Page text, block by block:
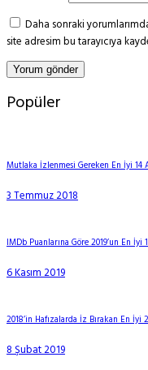
Daha sonraki
site adresim bu tarayıcıya
Popüler
Mutlaka İzlenmesi Gereken En İyi 14
3 Temmuz 2018
IMDb Puanlarına Göre 2019’un En İyi
6 Kasım 2019
2018’in Hafızalarda İz Bırakan En İyi
8 Şubat 2019